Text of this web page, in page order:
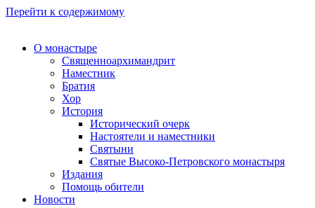
Перейти к содержимому
О монастыре
Священноархимандрит
Наместник
Братия
Хор
История
Исторический очерк
Настоятели и наместники
Святыни
Святые Высоко-Петровского монастыря
Издания
Помощь обители
Новости